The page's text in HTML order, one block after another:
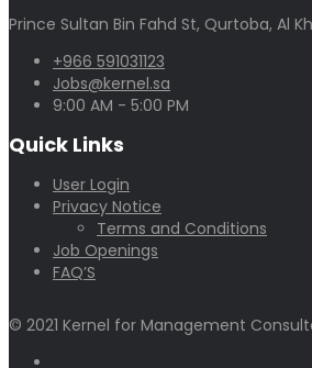
Prince Sultan Bin Fahd St, Qurtoba, Al
+966 591031123
Jobs@kernel.sa
9:00 AM - 5:00 PM
Quick Links
User Login
Privacy Notice
Terms and Conditions
Job Openings
FAQ’S
© 2021 Kernel for Management